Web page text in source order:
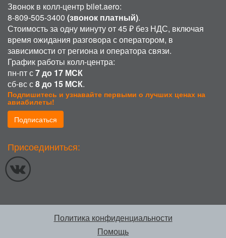
Звонок в колл-центр bilet.aero:
8-809-505-3400 (звонок платный).
Стоимость за одну минуту от 45 ₽ без НДС, включая
время ожидания разговора с оператором, в
зависимости от региона и оператора связи.
График работы колл-центра:
пн-пт с7 до 17 МСК
сб-вс с8 до 15 МСК.
Подпишитесь и узнавайте первыми о лучших ценах на
авиабилеты!
Подписаться
Присоединиться:
Политика конфиденциальности
Помощь